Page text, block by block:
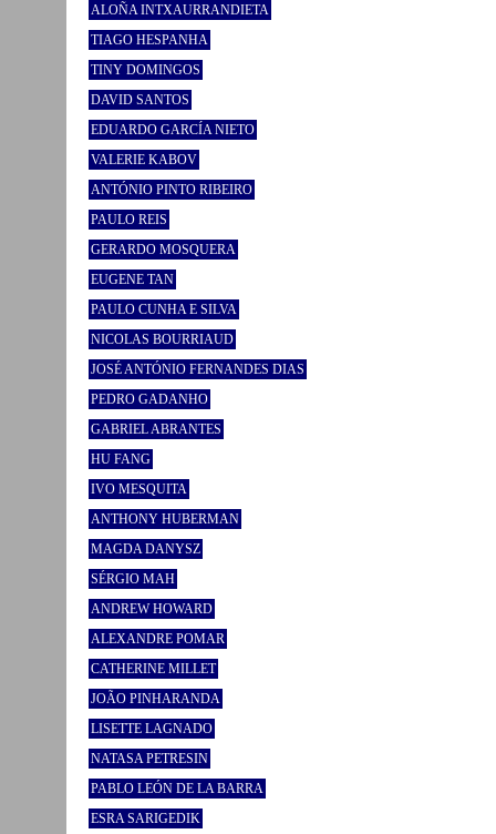
ALOÑA INTXAURRANDIETA
TIAGO HESPANHA
TINY DOMINGOS
DAVID SANTOS
EDUARDO GARCÍA NIETO
VALERIE KABOV
ANTÓNIO PINTO RIBEIRO
PAULO REIS
GERARDO MOSQUERA
EUGENE TAN
PAULO CUNHA E SILVA
NICOLAS BOURRIAUD
JOSÉ ANTÓNIO FERNANDES DIAS
PEDRO GADANHO
GABRIEL ABRANTES
HU FANG
IVO MESQUITA
ANTHONY HUBERMAN
MAGDA DANYSZ
SÉRGIO MAH
ANDREW HOWARD
ALEXANDRE POMAR
CATHERINE MILLET
JOÃO PINHARANDA
LISETTE LAGNADO
NATASA PETRESIN
PABLO LEÓN DE LA BARRA
ESRA SARIGEDIK